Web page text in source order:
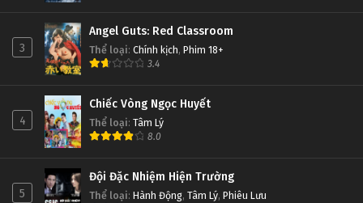
3
Angel Guts: Red Classroom
Thể loại: Chính kịch, Phim 18+
3.4
4
Chiếc Vòng Ngọc Huyết
Thể loại: Tâm Lý
8.0
5
Đội Đặc Nhiệm Hiện Trường
Thể loại: Hành Động, Tâm Lý, Phiêu Lưu